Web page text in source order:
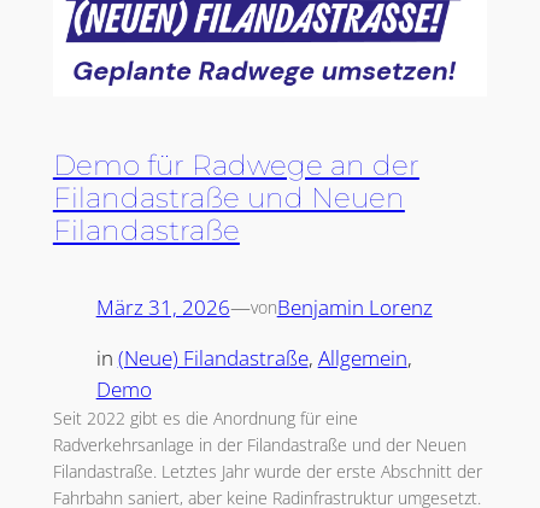
Demo für Radwege an der
Filandastraße und Neuen
Filandastraße
März 31, 2026—vonBenjamin Lorenz
in (Neue) Filandastraße, Allgemein
Demo
Seit 2022 gibt es die Anordnung für eine
Radverkehrsanlage in der Filandastraße und der Neuen
Filandastraße. Letztes Jahr wurde der erste Abschnitt der
Fahrbahn saniert, aber keine Radinfrastruktur umgesetzt.